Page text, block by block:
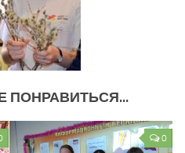
ПОНРАВИТЬСЯ...
0